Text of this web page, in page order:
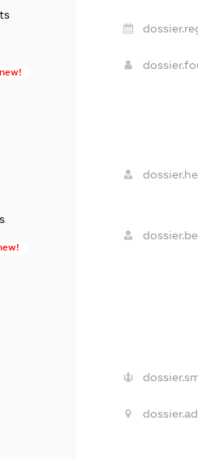
new!